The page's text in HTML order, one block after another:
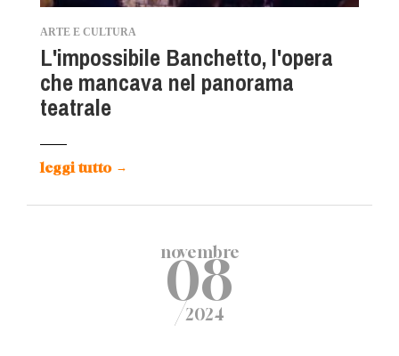
ARTE E CULTURA
L'impossibile Banchetto, l'opera
che mancava nel panorama
teatrale
leggi tutto →
novembre
08
/2024